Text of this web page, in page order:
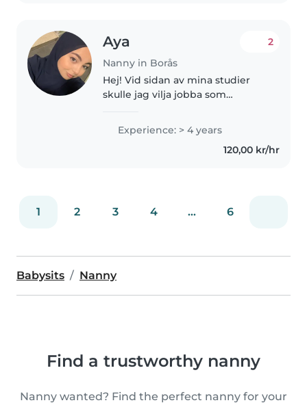
Aya
Nanny in Borås
2
Hej! Vid sidan av mina studier
skulle jag vilja jobba som
erfarenhet av att vara barnvakt
till mina kusiner och arbeta med
barn på ett dagis och även..
Experience: > 4 years
120,00 kr/hr
1 2 3 4 ... 6
Babysits Nanny
Find a trustworthy nanny
Nanny wanted? Find the perfect nanny for your